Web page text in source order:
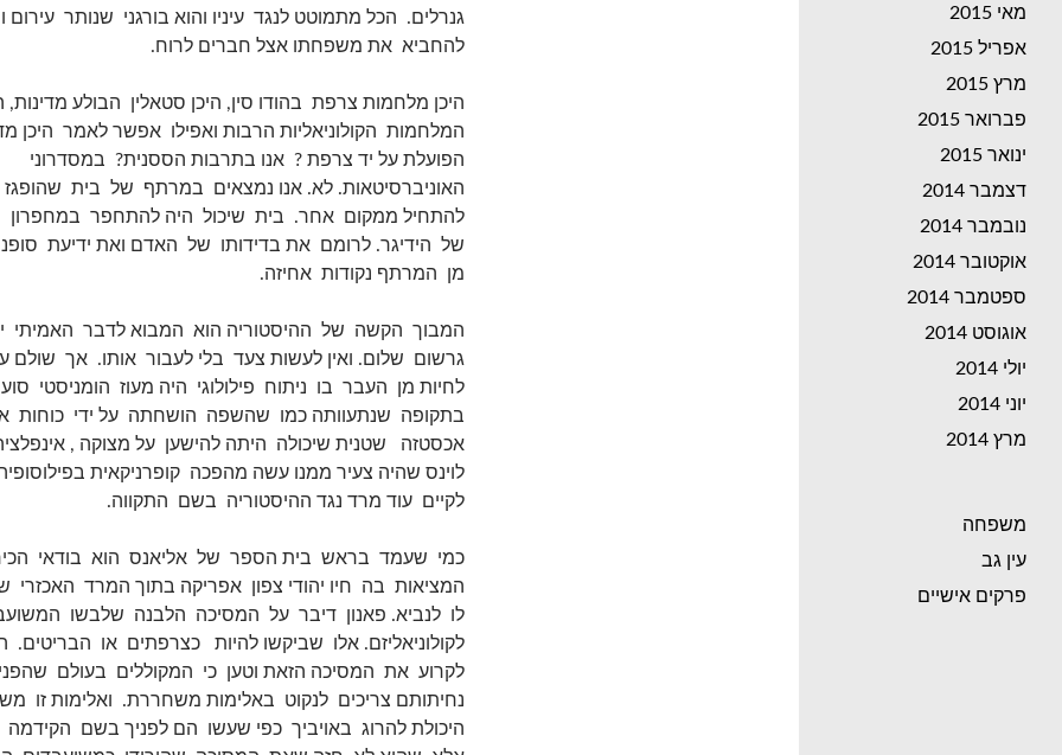
גנרלים. הכל מתמוטט לנגד עיניו והוא בורגני שנותר עירום
להחביא את משפחתו אצל חברים לרוח.
היכן מלחמות צרפת בהודו סין, היכן סטאלין הבולע מדינות,
המלחמות הקולוניאליות הרבות ואפילו אפשר לאמר היכן
הפועלת על יד צרפת ? אנו בתרבות הססנית? במסדרוני
האוניברסיטאות. לא. אנו נמצאים במרתף של בית
להתחיל ממקום אחר. בית שיכול היה להתחפר במחפרון
של הידיגר. לרומם את בדידותו של האדם ואת ידיעת
מן המרתף נקודות אחיזה.
המבוך הקשה של ההיסטוריה הוא המבוא לדבר האמיתי
גרשום שלום. ואין לעשות צעד בלי לעבור אותו. אך שולם
לחיות מן העבר בו ניתוח פילולוגי היה מעוז הומניסטי
בתקופה שנתעוותה כמו שהשפה הושחתה על ידי כוחות
אכסטזה שטנית שיכולה היתה להישען על מצוקה ,
לוינס שהיה צעיר ממנו עשה מהפכה קופרניקאית
לקיים עוד מרד נגד ההיסטוריה בשם התקווה.
כמי שעמד בראש בית הספר של אליאנס הוא בודאי
המציאות בה חיו יהודי צפון אפריקה בתוך המרד האכזרי
לו לנביא. פאנון דיבר על המסיכה הלבנה שלבשו
לקולוניאליזם. אלו שביקשו להיות כצרפתים או הבריטים.
לקרוע את המסיכה הזאת וטען כי המקוללים בעולם
נחיתותם צריכים לנקוט באלימות משחררת. ואלימות זו
היכולת להרוג באויביך כפי שעשו הם לפניך בשם הקידמה
מאי 2015
אפריל 2015
מרץ 2015
פברואר 2015
ינואר 2015
דצמבר 2014
נובמבר 2014
אוקטובר 2014
ספטמבר 2014
אוגוסט 2014
יולי 2014
יוני 2014
מרץ 2014
משפחה
עין גב
פרקים אישיים